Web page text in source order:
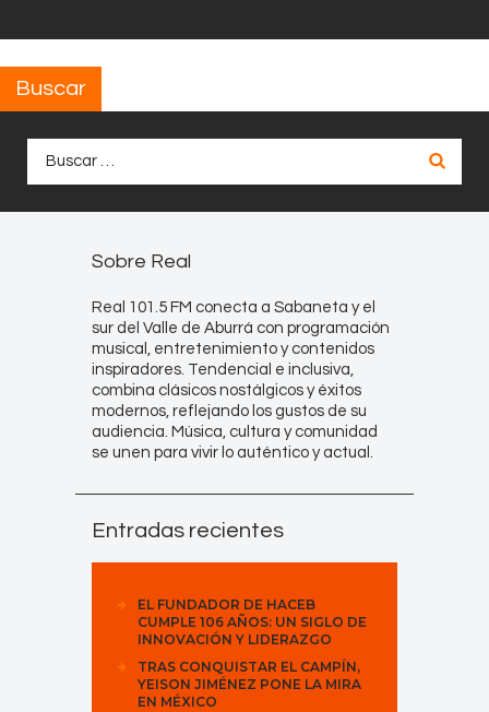
Buscar
Sobre Real
Real 101.5 FM conecta a Sabaneta y el
sur del Valle de Aburrá con programación
musical, entretenimiento y contenidos
inspiradores. Tendencial e inclusiva,
combina clásicos nostálgicos y éxitos
modernos, reflejando los gustos de su
audiencia. Música, cultura y comunidad
se unen para vivir lo auténtico y actual.
Entradas recientes
EL FUNDADOR DE HACEB
CUMPLE 106 AÑOS: UN SIGLO DE
INNOVACIÓN Y LIDERAZGO
TRAS CONQUISTAR EL CAMPÍN,
YEISON JIMÉNEZ PONE LA MIRA
EN MÉXICO